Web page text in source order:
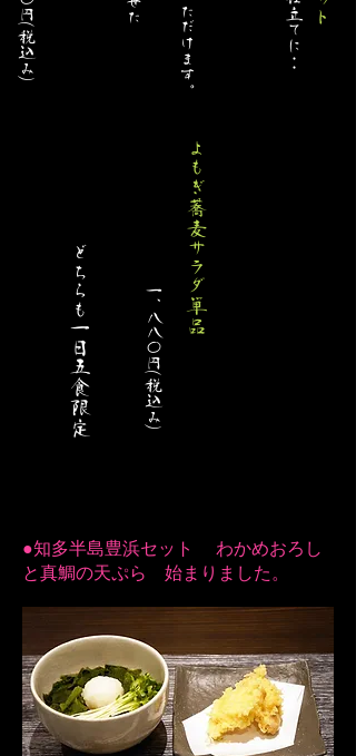
どちらも一日五食限定 一、八八〇円(税込み)
よもぎ蕎麦サラダ単品
●知多半島豊浜セット わかめおろし
と真鯛の天ぷら 始まりました。